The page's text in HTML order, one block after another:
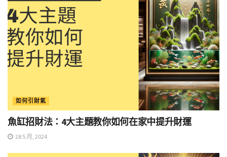
如何引財氣
魚缸招財法：4大主題教你如何在家中提升財運
28 5 月, 2024